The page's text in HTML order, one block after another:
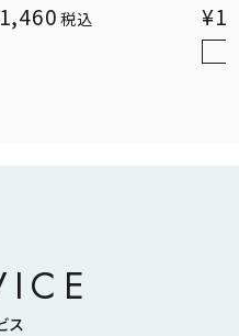
1,107 税込 ¥
ス